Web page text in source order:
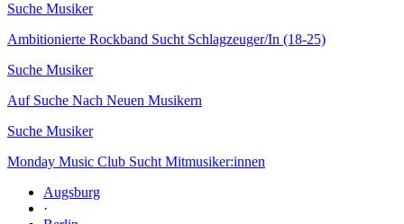
Suche Musiker
Ambitionierte Rockband Sucht Schlagzeuger/In (18-25)
Suche Musiker
Auf Suche Nach Neuen Musikern
Suche Musiker
Monday Music Club Sucht Mitmusiker:innen
Augsburg
·